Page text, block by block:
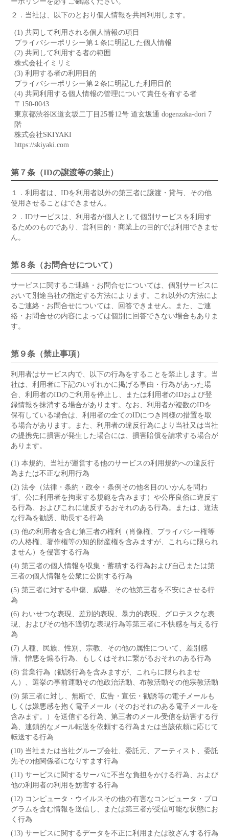
２． 当社は、以下のとおり個人情報を共同利用します。
(1) 共同して利用される個人情報の項目
プライバシーポリシー第１条に明記した個人情報
(2) 共同して利用する者の範囲
株式会社イミリミ
(3) 利用する者の利用目的
プライバシーポリシー第２条に明記した利用目的
(4) 共同利用する個人情報の管理について責任を有する者
〒150-0043
東京都渋谷区道玄坂二丁目25番12号 道玄坂通 dogenzaka-dori 7
階
株式会社SKIYAKI
https://skiyaki.com
第７条（IDの譲渡等の禁止）
１． 利用者は、IDを利用者以外の第三者に譲渡・貸与、その他
使用させることはできません。
２． IDサービスは、利用者が個人として個別サービスを利用す
るためのものであり、営利目的・商業上の目的では利用できませ
ん。
第８条（お問合せについて）
サービスに関するご連絡・お問合せについては、個別サービスに
おいて別途当社の指定する方法によります。これ以外の方法によ
るご連絡・お問合せについては、回答できません。また、ご連
絡・お問合せの内容によっては個別に回答できない場合もありま
す。
第９条（禁止事項）
利用者はサービス内で、以下の行為をすることを禁止します。当
社は、利用者に下記のいずれかに掲げる事由・行為があった場
合、利用者のIDのご利用を停止し、または利用者のIDおよび登
録情報を抹消する場合があります。なお、利用者が複数のIDを
保有している場合は、利用者の全てのIDにつき同様の措置を取
る場合があります。また、利用者の違反行為により当社又は当社
の提携先に損害が発生した場合には、損害賠償を請求する場合が
あります。
(1) 本規約、当社が運営する他のサービスの利用規約への違反行
為または不正な利用行為
(2) 法令（法律・条約・政令・条例その他名目のいかんを問わ
ず、公に利用者を拘束する規範を含みます）や公序良俗に違反す
る行為、およびこれに違反するおそれのある行為。または、違法
な行為を勧誘、助長する行為
(3) 他の利用者を含む第三者の権利（肖像権、プライバシー権等
の人格権、著作権等の知的財産権を含みますが、これらに限られ
ません）を侵害する行為
(4) 第三者の個人情報を収集・蓄積する行為および自己または第
三者の個人情報を公衆に公開する行為
(5) 第三者に対する中傷、威嚇、その他第三者を不安にさせる行
為
(6) わいせつな表現、差別的表現、暴力的表現、グロテスクな表
現、およびその他不適切な表現行為等第三者に不快感を与える行
為
(7) 人種、民族、性別、宗教、その他の属性について、差別感
情、憎悪を煽る行為、もしくはそれに繋がるおそれのある行為
(8) 営業行為（勧誘行為を含みますが、これらに限られませ
ん）、選挙の事前運動その他政治活動、布教活動その他宗教活動
(9) 第三者に対し、無断で、広告・宣伝・勧誘等の電子メールも
しくは嫌悪感を抱く電子メール（そのおそれのある電子メールを
含みます。）を送信する行為、第三者のメール受信を妨害する行
為、連鎖的なメール転送を依頼する行為または当該依頼に応じて
転送する行為
(10) 当社または当社グループ会社、委託元、アーティスト、委託
先その他関係者になりすます行為
(11) サービスに関するサーバに不当な負担をかける行為、および
他の利用者の利用を妨害する行為
(12) コンピュータ・ウイルスその他の有害なコンピュータ・プロ
グラムを含む情報を送信し、または第三者が受信可能な状態にお
く行為
(13) サービスに関するデータを不正に利用または改ざんする行為